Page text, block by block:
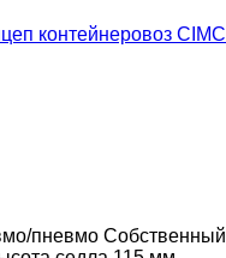
контейнеровоз CIMC
пневмо Собственный